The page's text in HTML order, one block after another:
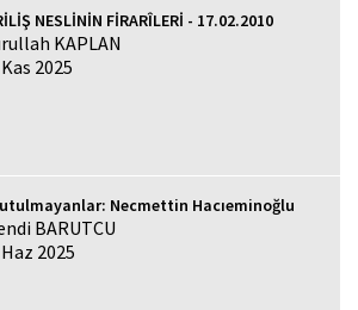
NESLİNİN FİRARÎLERİ - 17.02.2010
KAPLAN
2025
Necmettin Hacıeminoğlu
BARUTCU
2025